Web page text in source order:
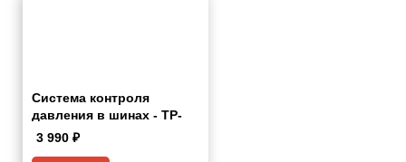
Система контроля
давления в шинах - TP-
Lite
3 990 ₽